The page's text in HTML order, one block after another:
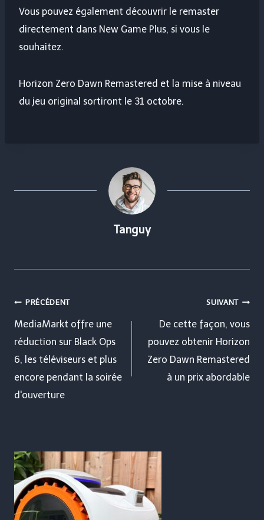
Vous pouvez également découvrir le remaster
directement dans New Game Plus, si vous le
souhaitez.
Horizon Zero Dawn Remastered et la mise à niveau
du jeu original sortiront le 31 octobre.
Tanguy
Navigation
de
l’article
PRÉCÉDENT
MediaMarkt offre une
réduction sur Black Ops
6, les téléviseurs et plus
encore pendant la soirée
d'ouverture
SUIVANT
De cette façon, vous
pouvez obtenir Horizon
Zero Dawn Remastered
à un prix abordable